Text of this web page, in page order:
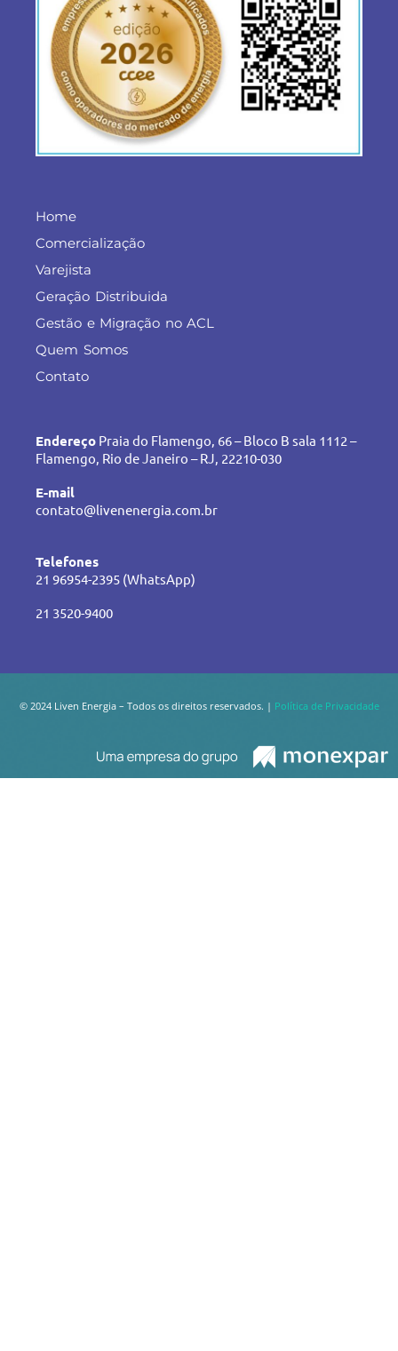
Home
Comercialização
Varejista
Geração Distribuida
Gestão e Migração no ACL
Quem Somos
Contato
Endereço Praia do Flamengo, 66 – Bloco B sala 1112 –
Flamengo, Rio de Janeiro – RJ, 22210-030
E-mail
contato@livenenergia.com.br
Telefones
21 96954-2395 (WhatsApp)
21 3520-9400
© 2024 Liven Energia – Todos os direitos reservados. | Política de Privacidade